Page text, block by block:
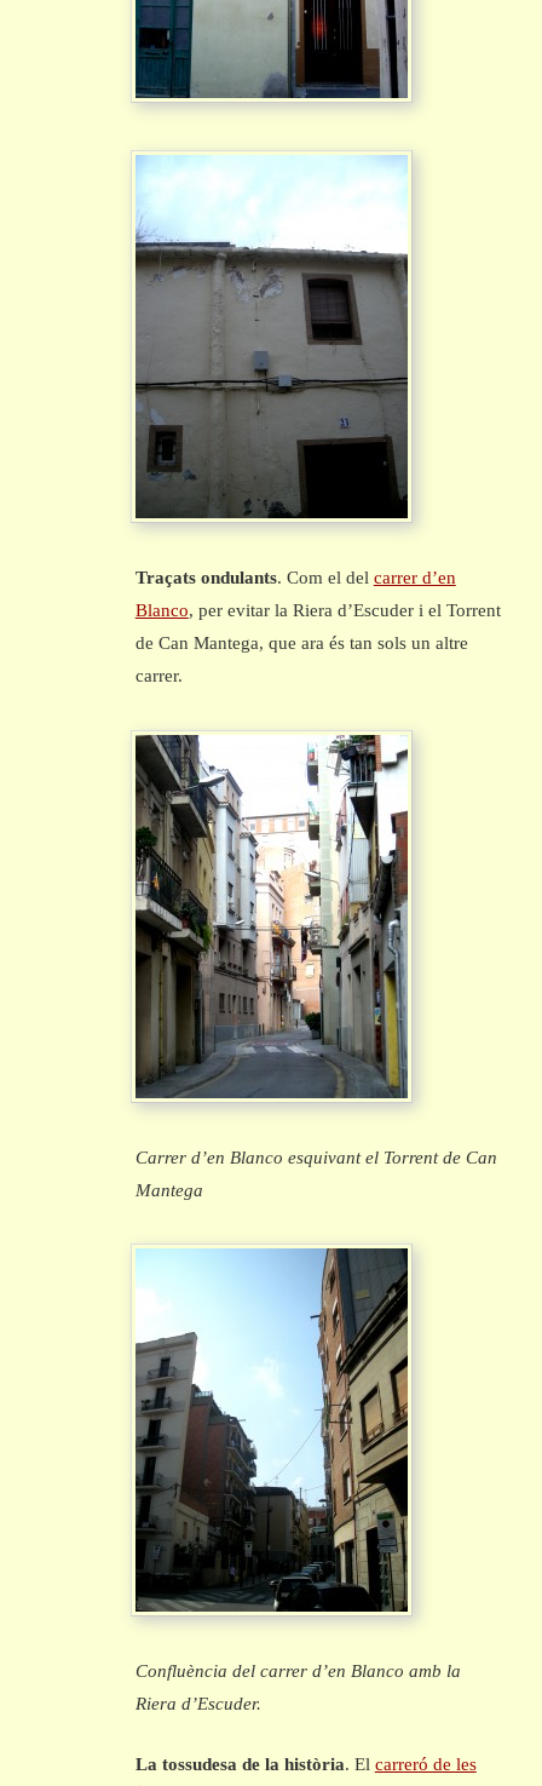
Traçats ondulants. Com el del carrer d’en
Blanco, per evitar la Riera d’Escuder i el Torrent
de Can Mantega, que ara és tan sols un altre
carrer.
Carrer d’en Blanco esquivant el Torrent de Can
Mantega
Confluència del carrer d’en Blanco amb la
Riera d’Escuder.
La tossudesa de la història. El carreró de les